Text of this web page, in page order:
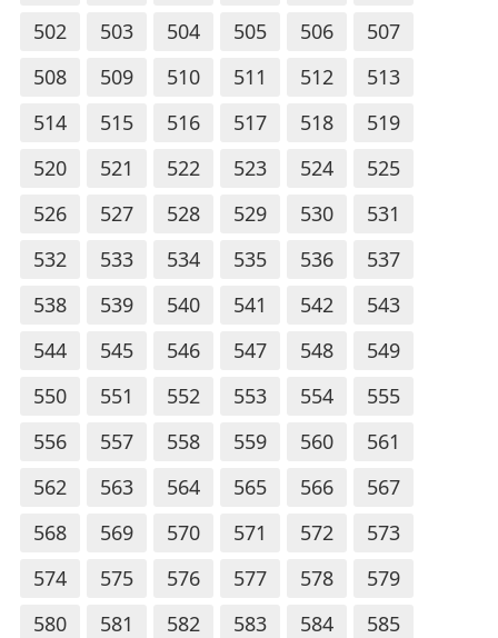
502
503 504 505 506
507
508
509 510 511 512
513
514
515 516 517 518
519
520
521 522 523 524
525
526
527 528 529 530
531
532
533 534 535 536
537
538
539 540 541 542
543
544
545 546 547 548
549
550
551 552 553 554
555
556
557 558 559 560
561
562
563 564 565 566
567
568
569 570 571 572
573
574
575 576 577 578
579
580
581 582 583 584
585